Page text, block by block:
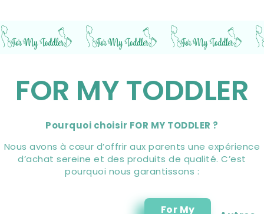
FOR MY TODDLER
Pourquoi choisir FOR MY TODDLER ?
Nous avons à cœur d’offrir aux parents une expérience
d’achat sereine et des produits de qualité. C’est
pourquoi nous garantissons :
For My